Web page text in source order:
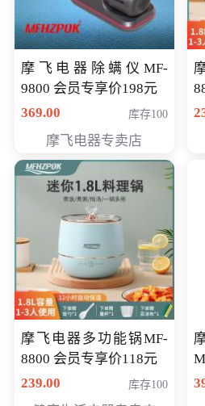
摩飞电器除螨仪MF-
9800 会员专享价198元
369.00
库存100
摩飞电器专卖店
摩飞电器多功能锅MF-
8800 会员专享价118元
239.00
库存100